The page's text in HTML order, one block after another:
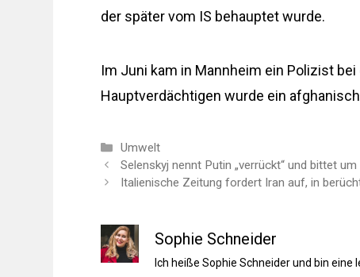
der später vom IS behauptet wurde.
Im Juni kam in Mannheim ein Polizist
Hauptverdächtigen wurde ein
Kategorien
Umwelt
Selenskyj nennt Putin „verrückt“ und bittet
Italienische Zeitung fordert Iran auf, in
Sophie Schneider
Ich heiße Sophie Schneider und bin